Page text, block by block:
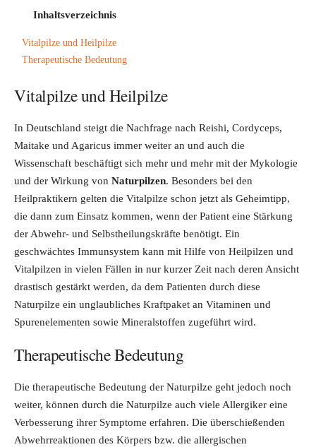
Inhaltsverzeichnis
Vitalpilze und Heilpilze
Therapeutische Bedeutung
Vitalpilze und Heilpilze
In Deutschland steigt die Nachfrage nach Reishi, Cordyceps,
Maitake und Agaricus immer weiter an und auch die
Wissenschaft beschäftigt sich mehr und mehr mit der Mykologie
und der Wirkung von Naturpilzen. Besonders bei den
Heilpraktikern gelten die Vitalpilze schon jetzt als Geheimtipp,
die dann zum Einsatz kommen, wenn der Patient eine Stärkung
der Abwehr- und Selbstheilungskräfte benötigt. Ein
geschwächtes Immunsystem kann mit Hilfe von Heilpilzen und
Vitalpilzen in vielen Fällen in nur kurzer Zeit nach deren Ansicht
drastisch gestärkt werden, da dem Patienten durch diese
Naturpilze ein unglaubliches Kraftpaket an Vitaminen und
Spurenelementen sowie Mineralstoffen zugeführt wird.
Therapeutische Bedeutung
Die therapeutische Bedeutung der Naturpilze geht jedoch noch
weiter, können durch die Naturpilze auch viele Allergiker eine
Verbesserung ihrer Symptome erfahren. Die überschießenden
Abwehrreaktionen des Körpers bzw. die allergischen